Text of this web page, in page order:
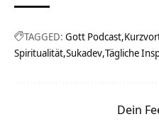
TAGGED: Gott Podcast
Spiritualität Sukadev Tägliche
Dein